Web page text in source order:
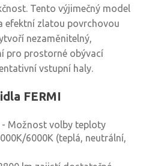
Tento výjimečný model
efektní zlatou povrchovou
nezaměnitelný,
pro prostorné obývací
vstupní haly.
FERMI
- Možnost volby teploty
6000K (teplá, neutrální,